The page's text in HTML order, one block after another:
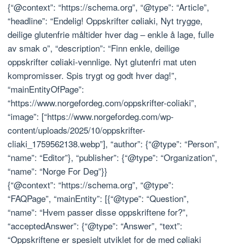
{“@context”: “https://schema.org”, “@type”: “Article”,
“headline”: “Endelig! Oppskrifter cøliaki, Nyt trygge,
deilige glutenfrie måltider hver dag – enkle å lage, fulle
av smak o”, “description”: “Finn enkle, deilige
oppskrifter cøliaki-vennlige. Nyt glutenfri mat uten
kompromisser. Spis trygt og godt hver dag!”,
“mainEntityOfPage”:
“https://www.norgefordeg.com/oppskrifter-coliaki”,
“image”: [“https://www.norgefordeg.com/wp-
content/uploads/2025/10/oppskrifter-
cliaki_1759562138.webp”], “author”: {“@type”: “Person”,
“name”: “Editor”}, “publisher”: {“@type”: “Organization”,
“name”: “Norge For Deg”}}
{“@context”: “https://schema.org”, “@type”:
“FAQPage”, “mainEntity”: [{“@type”: “Question”,
“name”: “Hvem passer disse oppskriftene for?”,
“acceptedAnswer”: {“@type”: “Answer”, “text”:
“Oppskriftene er spesielt utviklet for de med cøliaki